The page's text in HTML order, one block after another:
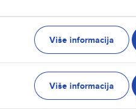
Više informacija
Više informacija